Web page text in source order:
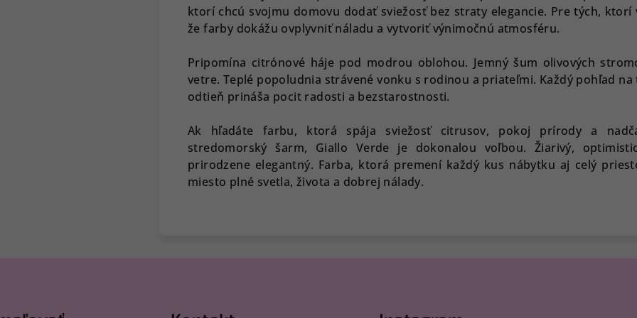
ktorí chcú svojmu domovu dodať sviežosť bez straty elegancie. Pre tých, ktorí
že farby dokážu ovplyvniť náladu a vytvoriť výnimočnú atmosféru.
Pripomína citrónové háje pod modrou oblohou. Jemný šum olivových
vetre. Teplé popoludnia strávené vonku s rodinou a priateľmi. Každý pohľad
odtieň prináša pocit radosti a bezstarostnosti.
Ak hľadáte farbu, ktorá spája sviežosť citrusov, pokoj prírody a
stredomorský šarm, Giallo Verde je dokonalou voľbou. Žiarivý,
prirodzene elegantný. Farba, ktorá premení každý kus nábytku aj celý
miesto plné svetla, života a dobrej nálady.